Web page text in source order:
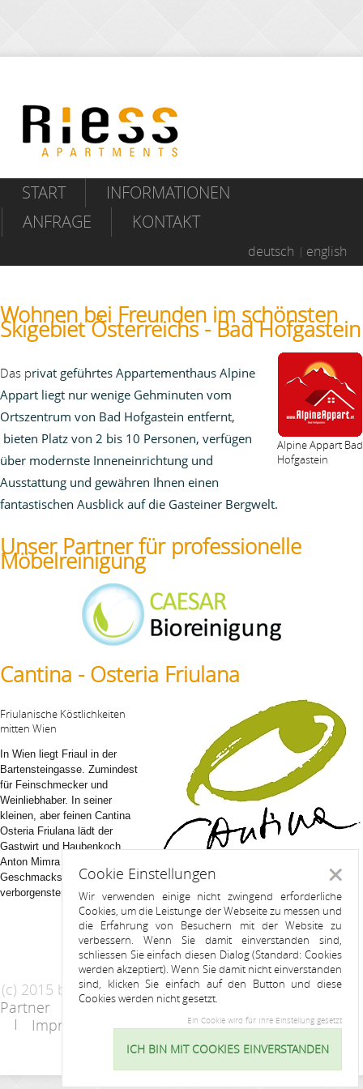
START
INFORMATIONEN
ANFRAGE
KONTAKT
deutsch english
Wohnen bei Freunden im schönsten
Skigebiet Österreichs - Bad Hofgastein
Alpine Appart Bad
Hofgastein
Das privat geführtes Appartementhaus Alpine
Appart liegt nur wenige Gehminuten vom
Ortszentrum von Bad Hofgastein entfernt,
bieten Platz von 2 bis 10 Personen, verfügen
über modernste Inneneinrichtung und
Ausstattung und gewähren Ihnen einen
fantastischen Ausblick auf die Gasteiner Bergwelt.
Unser Partner für professionelle
Möbelreinigung
Cantina - Osteria Friulana
Friulanische Köstlichkeiten
mitten Wien
In Wien liegt Friaul in der
Bartensteingasse. Zumindest
für Feinschmecker und
Weinliebhaber. In seiner
kleinen, aber feinen Cantina
Osteria Friulana lädt der
Gastwirt und Haubenkoch
Anton Mimra zu einer
Geschmacksreise in die
verborgensten Täler rund um Udine.
(c) 2015 by Riess Apartments
Partner
AGB
Datenschutzerklärung
Impressum
Kontakt
Cookie
Cookie Einstellungen
Wir verwenden einige nicht zwingend erforderliche
Cookies, um die Leistunge der Webseite zu messen und
die Erfahrung von Besuchern mit der Website zu
verbessern. Wenn Sie damit einverstanden sind,
schliessen Sie einfach diesen Dialog (Standard: Cookies
werden akzeptiert). Wenn Sie damit nicht einverstanden
sind, klicken Sie einfach auf den Button und diese
Cookies werden nicht gesetzt.
Ein Cookie wird für Ihre Einstellung gesetzt
ICH BIN MIT COOKIES EINVERSTANDEN